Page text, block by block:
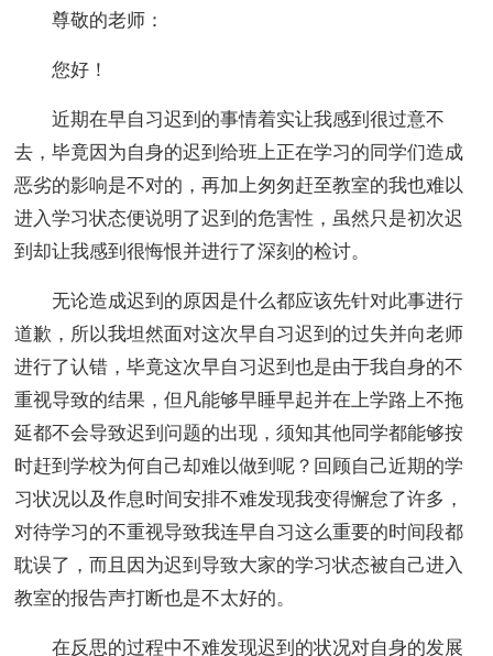
尊敬的老师：
您好！
近期在早自习迟到的事情着实让我感到很过意不
去，毕竟因为自身的迟到给班上正在学习的同学们造成
恶劣的影响是不对的，再加上匆匆赶至教室的我也难以
进入学习状态便说明了迟到的危害性，虽然只是初次迟
到却让我感到很悔恨并进行了深刻的检讨。
无论造成迟到的原因是什么都应该先针对此事进行
道歉，所以我坦然面对这次早自习迟到的过失并向老师
进行了认错，毕竟这次早自习迟到也是由于我自身的不
重视导致的结果，但凡能够早睡早起并在上学路上不拖
延都不会导致迟到问题的出现，须知其他同学都能够按
时赶到学校为何自己却难以做到呢？回顾自己近期的学
习状况以及作息时间安排不难发现我变得懈怠了许多，
对待学习的不重视导致我连早自习这么重要的时间段都
耽误了，而且因为迟到导致大家的学习状态被自己进入
教室的报告声打断也是不太好的。
在反思的过程中不难发现迟到的状况对自身的发展